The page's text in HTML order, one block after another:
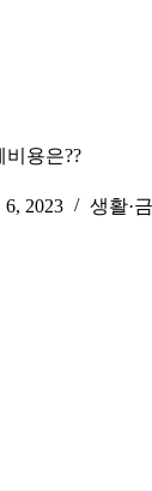
용은??
6, 2023 생활·